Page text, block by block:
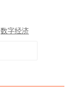
数字经济